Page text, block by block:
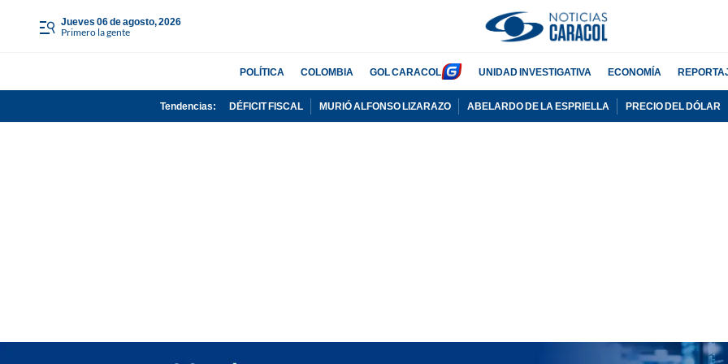
jueves 06 de agosto, 2026
Primero la gente
POLÍTICA COLOMBIA GOL CARACOL UNIDAD INVESTIGATIVA ECONOMÍA
Tendencias: DÉFICIT FISCAL MURIÓ ALFONSO LIZARAZO ABELARDO DE LA ESPRIELLA PRECIO DEL DÓLAR